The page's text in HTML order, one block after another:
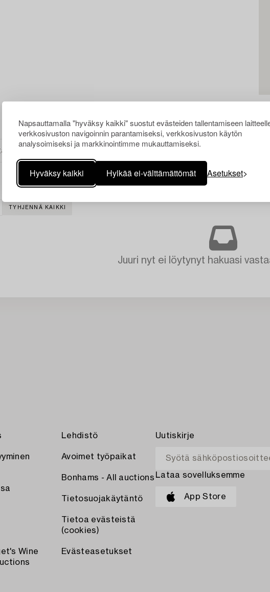
Napsauttamalla "hyväksy kaikki" suostut evästeiden tallentamiseen
verkkosivuston navigoinnin parantamiseksi, verkkosivuston käytön
analysoimiseksi ja markkinointimme mukauttamiseksi.
Hyväksy kaikki Hylkää ei-välttämättömät Asetukset
TYHJENNÄ KAIKKI
Juuri nyt ei löytynyt hakuasi
Wine
Lehdistö
Avoimet työpaikat
Bonhams - All auctions
Tietosuojakäytäntö
Tietoa evästeistä
(cookies)
Evästeasetukset
Uutiskirje
Lataa sovelluksemme
App Store